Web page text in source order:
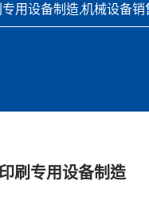
用设备制造,机械设备
印刷专用设备制造